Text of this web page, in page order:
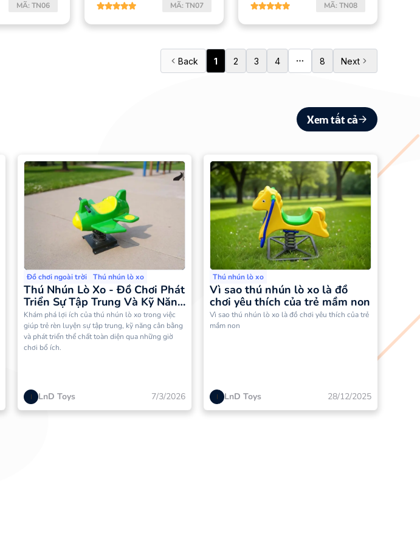
MÃ: TN06 MÃ: TN07 MÃ: TN08
Back 1 2 3 4 8 Next
Xem tất cả
Đồ chơi ngoài trời Thú nhún lò xo
Thú Nhún Lò Xo - Đồ Chơi Phát
Triển Sự Tập Trung Và Kỹ Năng
Cân Bằng Cho Bé
Khám phá lợi ích của thú nhún lò xo trong việc
giúp trẻ rèn luyện sự tập trung, kỹ năng cân bằng
và phát triển thể chất toàn diện qua những giờ
chơi bổ ích.
LnD Toys 7/3/2026
Thú nhún lò xo
Vì sao thú nhún lò xo là đồ
chơi yêu thích của trẻ mầm non
Vì sao thú nhún lò xo là đồ chơi yêu thích của trẻ
mầm non
LnD Toys 28/12/2025